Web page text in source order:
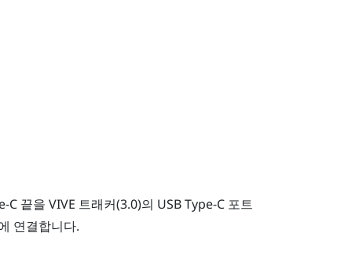
C 끝을 VIVE 트래커(3.0)의 USB Type-C포트
연결합니다.